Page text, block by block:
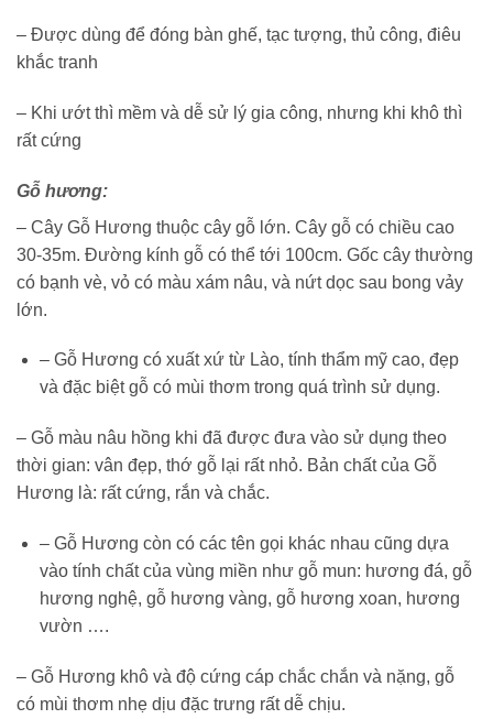
– Được dùng để đóng bàn ghế, tạc tượng, thủ công, điêu
khắc tranh
– Khi ướt thì mềm và dễ sử lý gia công, nhưng khi khô thì
rất cứng
Gỗ hương:
– Cây Gỗ Hương thuộc cây gỗ lớn. Cây gỗ có chiều cao
30-35m. Đường kính gỗ có thể tới 100cm. Gốc cây thường
có bạnh vè, vỏ có màu xám nâu, và nứt dọc sau bong vảy
lớn.
– Gỗ Hương có xuất xứ từ Lào, tính thẩm mỹ cao, đẹp
và đặc biệt gỗ có mùi thơm trong quá trình sử dụng.
– Gỗ màu nâu hồng khi đã được đưa vào sử dụng theo
thời gian: vân đẹp, thớ gỗ lại rất nhỏ. Bản chất của Gỗ
Hương là: rất cứng, rắn và chắc.
– Gỗ Hương còn có các tên gọi khác nhau cũng dựa
vào tính chất của vùng miền như gỗ mun: hương đá, gỗ
hương nghệ, gỗ hương vàng, gỗ hương xoan, hương
vườn ….
– Gỗ Hương khô và độ cứng cáp chắc chắn và nặng, gỗ
có mùi thơm nhẹ dịu đặc trưng rất dễ chịu.